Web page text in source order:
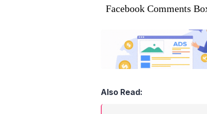
Facebook Comments
Also Read: